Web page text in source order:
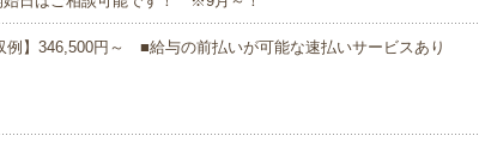
】346,500円～ ■給与の前払いが可能な速払いサービスあり